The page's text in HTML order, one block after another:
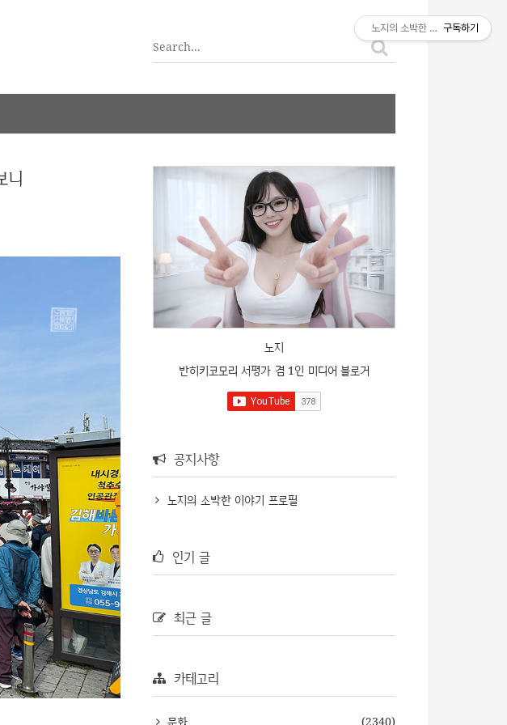
니
노지
반히키코모리 서평가 겸 1인 미디어 블로거
공지사항
노지의 소박한 이야기 프로필
인기 글
최근 글
카테고리
문화 (2340)
노지의 소박한 이야기구독하기